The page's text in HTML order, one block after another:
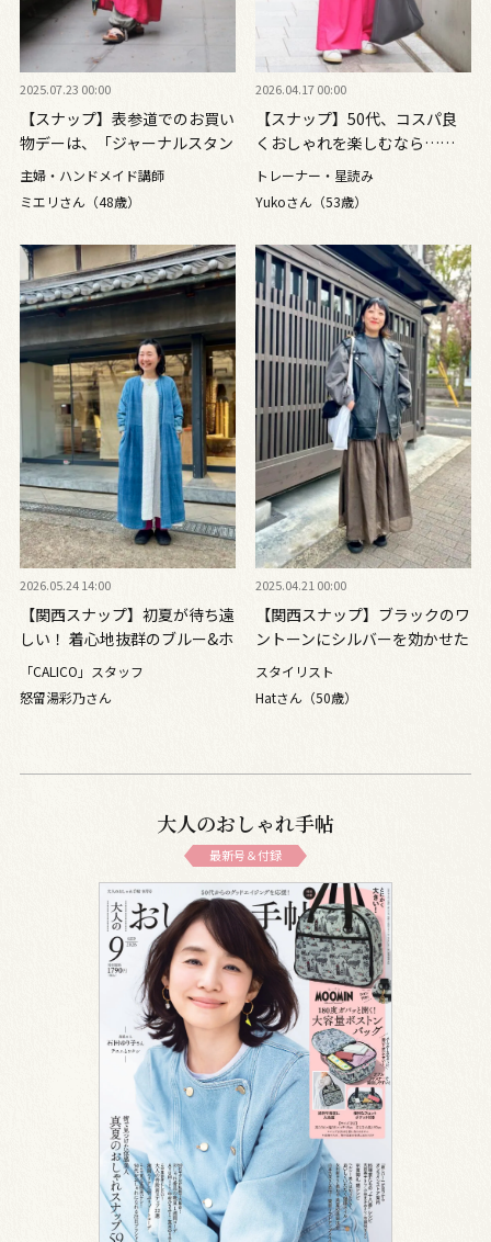
2025.07.23 00:00
【スナップ】表参道でのお買い
物デーは、「ジャーナルスタン
ダード」のビビッドなワンピー
スで気分を上げて！
主婦・ハンドメイド講師
ミエリさん（48歳）
2026.04.17 00:00
【スナップ】50代、コスパ良
くおしゃれを楽しむなら……
「GU」×「シーイン」で彩る
トレーナー・星読み
Yukoさん（53歳）
2026.05.24 14:00
【関西スナップ】初夏が待ち遠
しい！ 着心地抜群のブルー&ホ
ワイト
「CALICO」スタッフ
怒留湯彩乃さん
2025.04.21 00:00
【関西スナップ】ブラックのワ
ントーンにシルバーを効かせた
大人の甘辛コーデ
スタイリスト
Hatさん（50歳）
大人のおしゃれ手帖
最新号＆付録